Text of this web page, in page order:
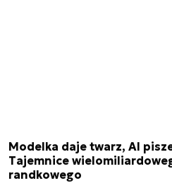
Modelka daje twarz, AI
Tajemnice
randkowego